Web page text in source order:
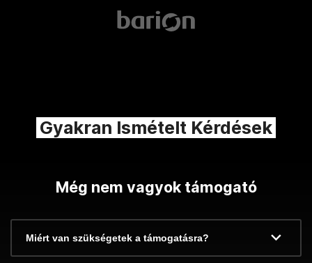
Gyakran Ismételt Kérdések
Még nem vagyok támogató
Miért van szükségetek a támogatásra?